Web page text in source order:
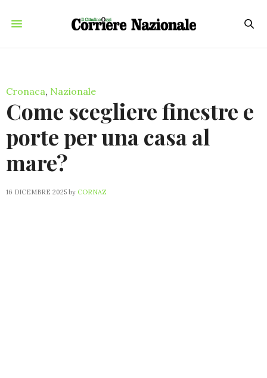
Cronaca, Nazionale
Come scegliere finestre e
porte per una casa al
mare?
16 DICEMBRE 2025 by CORNAZ